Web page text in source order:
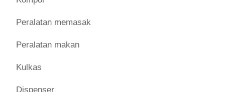
Peralatan memasak
Peralatan makan
Kulkas
Dispenser